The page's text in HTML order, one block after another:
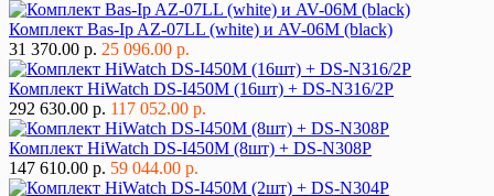
Комплект Bas-Ip AZ-07LL (white) и AV-06M (black)
31 370.00 р. 25 096.00 р.
Комплект HiWatch DS-I450M (16шт) + DS-N316/2P
292 630.00 р. 117 052.00 р.
Комплект HiWatch DS-I450M (8шт) + DS-N308P
147 610.00 р. 59 044.00 р.